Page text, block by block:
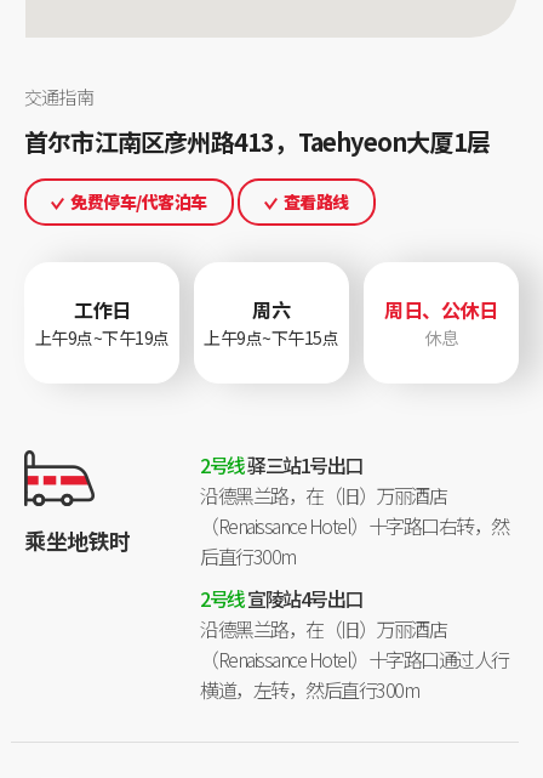
交通指南
首尔市江南区彦州路413，Taehyeon大厦1层
免费停车/代客泊车 查看路线
工作日
上午9点~下午19点
周六
上午9点~下午15点
周日、公休日
休息
乘坐地铁时
2号线驿三站1号出口
沿德黑兰路，在（旧）万丽酒店
（Renaissance Hotel）十字路口右转，然
后直行300m
2号线宣陵站4号出口
沿德黑兰路，在（旧）万丽酒店
（Renaissance Hotel）十字路口通过人行
横道，左转，然后直行300m